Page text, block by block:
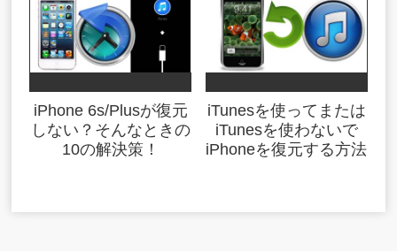
iPhone 6s/Plusが復元
しない？そんなときの
10の解決策！
iTunesを使ってまたは
iTunesを使わないで
iPhoneを復元する方法